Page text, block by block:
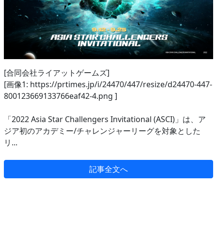
[合同会社ライアットゲームズ]
[画像1: https://prtimes.jp/i/24470/447/resize/d24470-447-
800123669133766eaf42-4.png ]
「2022 Asia Star Challengers Invitational (ASCI)」は、ア
ジア初のアカデミー/チャレンジャーリーグを対象とした
リ...
記事全文へ